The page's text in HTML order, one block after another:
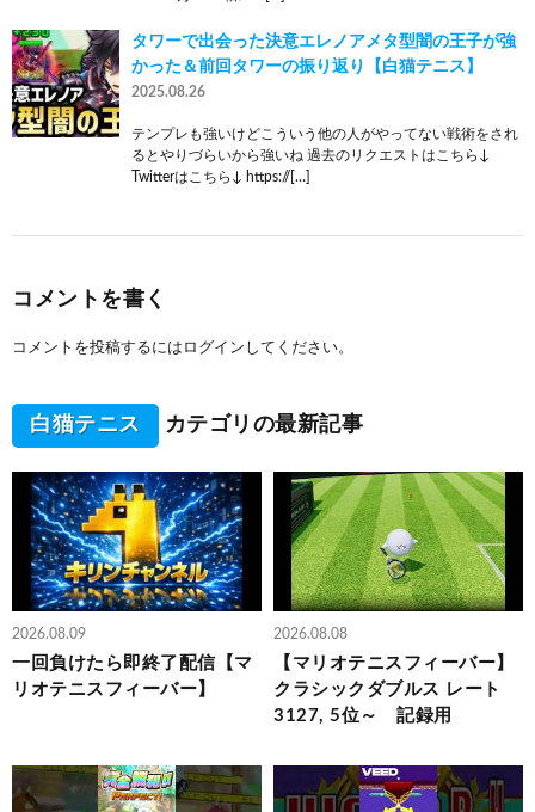
タワーで出会った決意エレノアメタ型闇の王子が強
かった＆前回タワーの振り返り【白猫テニス】
2025.08.26
テンプレも強いけどこういう他の人がやってない戦術をされ
るとやりづらいから強いね 過去のリクエストはこちら↓
Twitterはこちら↓ https://[…]
コメントを書く
コメントを投稿するには ログイン してください。
白猫テニス カテゴリの最新記事
2026.08.09
一回負けたら即終了配信【マ
リオテニスフィーバー】
2026.08.08
【マリオテニスフィーバー】
クラシックダブルス レート
3127, 5位～ 記録用